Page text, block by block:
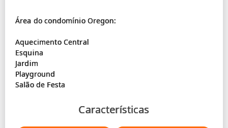
Área do condomínio Oregon:
Aquecimento Central
Esquina
Jardim
Playground
Características